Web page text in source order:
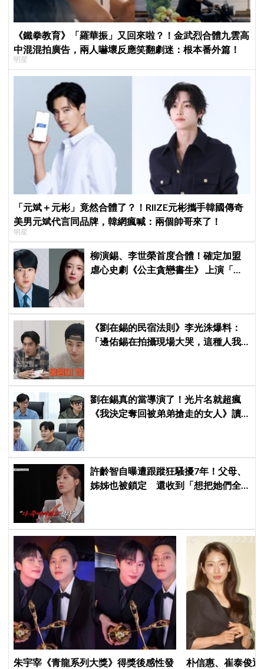
《鐵拳教育》「羅華振」又回來啦？！金武烈合體九雲高
中混混拍廣告，兩人嚇壞反應笑翻劇迷：根本番外篇！
明星
「元斌＋元彬」竟然合體了？！RIIZE元彬攜手韓國傳奇
美男元斌代言同品牌，韓網瘋喊：兩個帥哥來了！
明星
柳演錫、李世榮首度合體！確定加盟
虐心史劇《公主貪戀書生》 上演「朝
《劉在錫的民宿法則》李光洙爆料：
「邊佑錫在拍攝現場大哭，這種人我
劉在錫真的當導演了！光片名就超瘋
《我決定奪回被弟弟搶走的女人》讀
許齡智自曝遭跟蹤狂騷擾7年！父母、
姊姊也被鎖定 還收到「想把她們全
朱宇宰《青龍系列大獎》得獎後感性發
朴信惠、崔泰俊